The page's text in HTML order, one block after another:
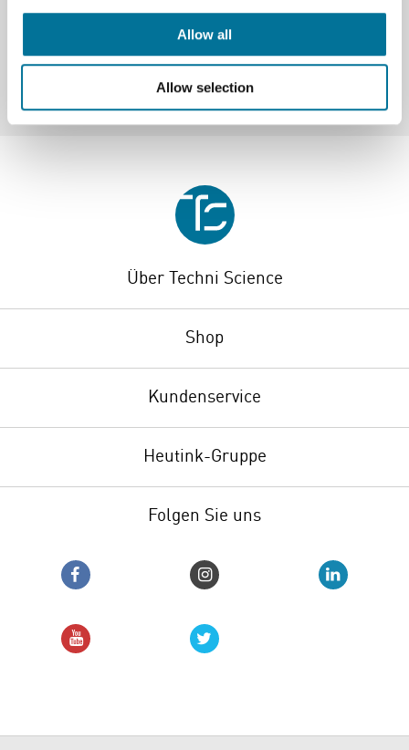
Allow all
Allow selection
Über Techni Science
Shop
Kundenservice
Heutink-Gruppe
Folgen Sie uns